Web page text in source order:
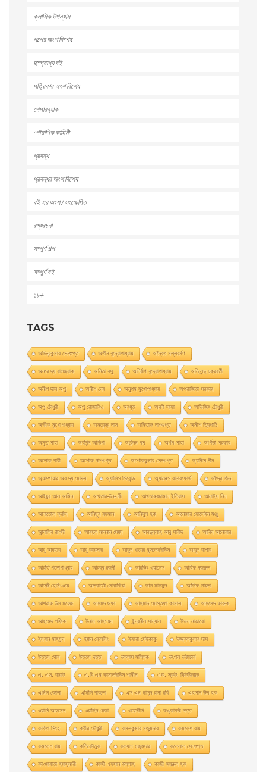
ক্লাসিক উপন্যাস
গল্পের অংশ বিশেষ
দুস্প্রাপ্য বই
পত্রিকার অংশ বিশেষ
পেপারব্যাক
পৌরাণিক কাহিনী
প্রবন্ধ
প্রবন্ধর অংশ বিশেষ
বই এর অংশ / সংক্ষেপিত
রম্যরচনা
সম্পুর্ণ গল্প
সম্পুর্ণ বই
১৮+
TAGS
অচিন্ত্যকুমার সেনগুপ্ত অতীন বন্দ্যোপাধ্যায় অদ্বৈত মল্লবর্মণ
অনরে দ্য বালজ্যাক অনিতা বসু অনির্বাণ বন্দ্যোপাধ্যায় অনিলেন্দু চক্রবর্তী
অনীশ দাস অপু অনীশ দেব অনুপম মুখোপাধ্যায় অপরাজিতা সরকার
অপু চৌধুরী অপু রােজারিও অবধূত অবনী সাহা অভিজিৎ চৌধুরী
অভীক মুখোপাধ্যায় অমরেন্দ্র দাস অমিতাভ দাশগুপ্ত অমীশ ত্রিপাঠি
অমৃত সাহা অরবিন্দ আডিগা অরিন্দম বসু অর্ণব সাহা অর্পিতা সরকার
অলোক বারী অশােক দাশগুপ্ত অশোককুমার সেনগুপ্ত অ্যানীস নীন
অ্যাম্পায়ার অব দ্য মােঘল অ্যালিস সিবােন্ড অ্যালেক্স রাদারফোর্ড আঁদ্রে জিদ
আইয়ুব আল আমিন আখতার-উন-নবী আখতারুজ্জামান ইলিয়াস আনাইস নিন
আনাতােল ফ্রাঁস আনিছুর রহমান আনিসুল হক আনোয়ার হোসেইন মঞ্জু
আন্দালিব রাশদী আবদুল মান্নান সৈয়দ আবদুল্লাহ আবু সায়ীদ আবিদ আনোয়ার
আবু আযহার আবু কায়সার আবুল খায়ের মুসলেহউদ্দিন আবুল বাশার
আরতি গঙ্গোপাধ্যায় আরব্য রজনী আরভিং ওয়ালেস আরিফ নজরুল
আর্নেষ্ট হেমিংওয়ে আলবার্তো মােরাভিয়া আল মাহমুদ আলিফ লায়লা
আশরাফ উল ময়েজ আহমদ ছফা আহমাদ মোস্তফা কামাল আহমেদ ফারুক
আহমেদ শফিক ইনাম আহম্মেদ ইন্দ্রনীল সান্যাল ইভন নাভারাে
ইমরান মাহমুদ ইয়ান ফ্লেমিং ইহারা সেইকাকু উজ্জ্বলকুমার দাস
উত্তম ঘােষ উত্তম দত্ত উল্লাস মল্লিক উৎপল ভট্টাচার্য
এ. এস. বায়াট এ.বি.এম কামালউদ্দিন শামীম এফ. স্কট. ফিটজিরাল্ড
এমিল জোলা এমিলি বারলো এস এম মাসুদ রানা রবি এহসান উল হক
ওয়াসি আহমেদ ওয়াহিদ রেজা ওয়েস্টার্ন কঙ্কাবতী দত্ত
কবিতা সিংহ কবীর চৌধুরী কমলকুমার মজুমদার কমলেশ রায়
কমলেশ রায় কলিকৌতুক কল্যাণ মজুমদার কল্লোল সেনগুপ্ত
কাওয়াবাতা ইয়াসুমারী কাজী এহসান উল্লাহ কাজী জহুরুল হক